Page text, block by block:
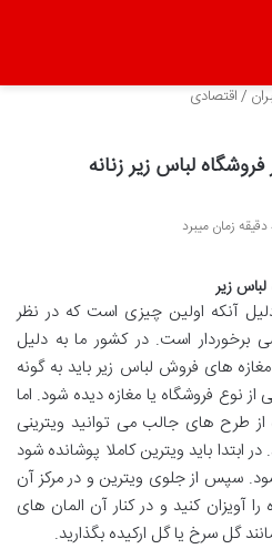
/اقتصادی
لباس زير زنانه
زير
آنکه اولین چیزی است که در نظر
است. در کشور ما به دلیل
های فروش لباس زیر باید به گونه
نوع فروشگاه یا مغازه دیده شود. اما
از طرح های جالب می توانید ویترینی
ابتدا باید ویترین کاملا پوشانده شود
سپس از جلوی ویترین و در مرکز آن
آویزان کنید و در کنار آن المان های
گل سرخ یا گل ارکیده بگذارید.